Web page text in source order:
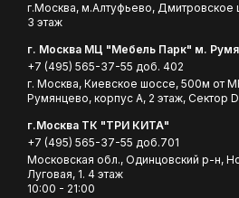
г.Москва, м.Алтуфьево, Дмитровское
3 этаж
г. Москва МЦ "Мебель Парк" м.
+7 (495) 565-37-55 доб. 402
г. Москва, Киевское шоссе, 500м от
Румянцево, корпус А, 2 этаж, Сектор
г.Москва ТК "ТРИ КИТА"
+7 (495) 565-37-55 доб.701
Московская обл., Одинцовский р-н,
Луговая, 1. 4 этаж
10:00 - 21:00